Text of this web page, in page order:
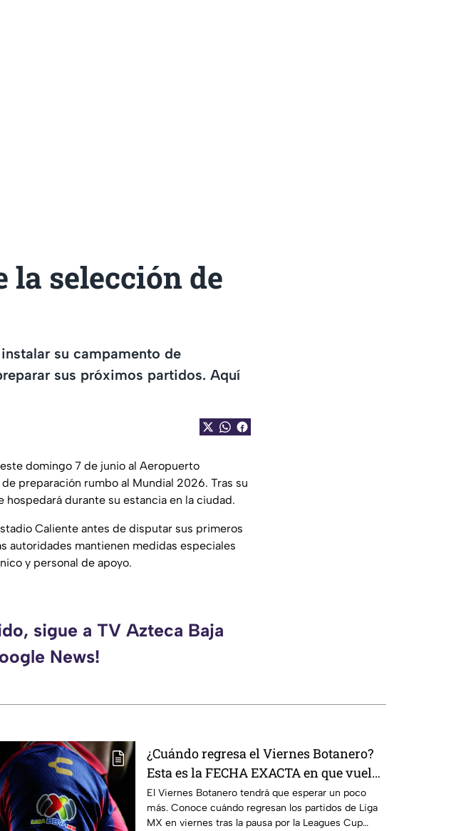
la selección de
su campamento de
sus próximos partidos. Aquí
domingo 7 de junio al Aeropuerto
preparación rumbo al Mundial 2026. Tras su
durante su estancia en la ciudad.
Caliente antes de disputar sus primeros
autoridades mantienen medidas especiales
y personal de apoyo.
sigue a TV Azteca Baja
News!
¿Cuándo regresa el Viernes Botanero?
Esta es la FECHA EXACTA en que vuelve
la tradición de la Liga MX
El Viernes Botanero tendrá que esperar un poco
más. Conoce cuándo regresan los partidos de Liga
MX en viernes tras la pausa por la Leagues Cup